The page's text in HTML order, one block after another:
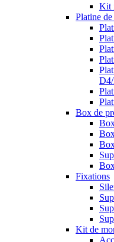
Kit
Platine
Box de
Fixations
Kit de